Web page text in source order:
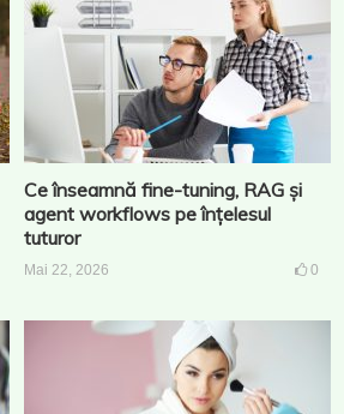
Ce înseamnă fine-tuning, RAG și
agent workflows pe înțelesul
tuturor
Mai 22, 2026 0